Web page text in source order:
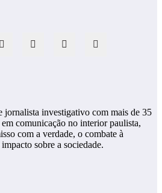
jornalista investigativo com mais de 35
comunicação no interior paulista,
com a verdade, o combate à
sobre a sociedade.